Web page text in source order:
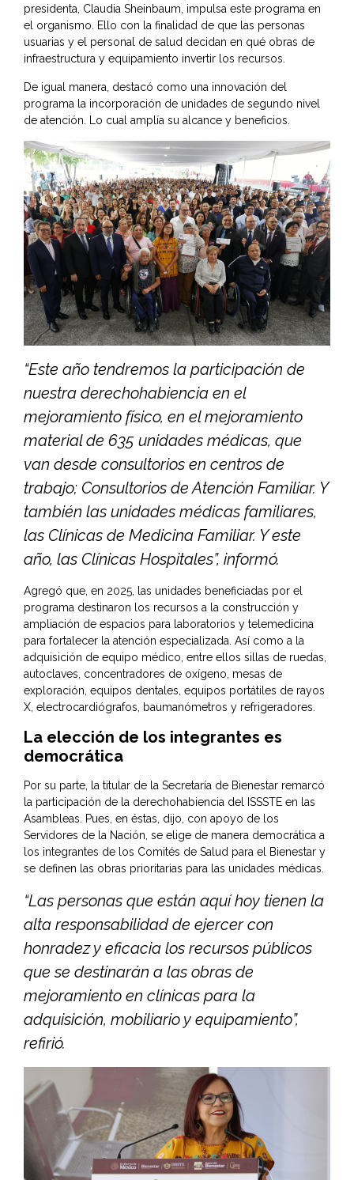
presidenta, Claudia Sheinbaum, impulsa este programa en
el organismo. Ello con la finalidad de que las personas
usuarias y el personal de salud decidan en qué obras de
infraestructura y equipamiento invertir los recursos.
De igual manera, destacó como una innovación del
programa la incorporación de unidades de segundo nivel
de atención. Lo cual amplía su alcance y beneficios.
“Este año tendremos la participación de
nuestra derechohabiencia en el
mejoramiento físico, en el mejoramiento
material de 635 unidades médicas, que
van desde consultorios en centros de
trabajo; Consultorios de Atención Familiar. Y
también las unidades médicas familiares,
las Clínicas de Medicina Familiar. Y este
año, las Clínicas Hospitales”, informó.
Agregó que, en 2025, las unidades beneficiadas por el
programa destinaron los recursos a la construcción y
ampliación de espacios para laboratorios y telemedicina
para fortalecer la atención especializada. Así como a la
adquisición de equipo médico, entre ellos sillas de ruedas,
autoclaves, concentradores de oxígeno, mesas de
exploración, equipos dentales, equipos portátiles de rayos
X, electrocardiógrafos, baumanómetros y refrigeradores.
La elección de los integrantes es
democrática
Por su parte, la titular de la Secretaría de Bienestar remarcó
la participación de la derechohabiencia del ISSSTE en las
Asambleas. Pues, en éstas, dijo, con apoyo de los
Servidores de la Nación, se elige de manera democrática a
los integrantes de los Comités de Salud para el Bienestar y
se definen las obras prioritarias para las unidades médicas.
“Las personas que están aquí hoy tienen la
alta responsabilidad de ejercer con
honradez y eficacia los recursos públicos
que se destinarán a las obras de
mejoramiento en clínicas para la
adquisición, mobiliario y equipamiento”,
refirió.